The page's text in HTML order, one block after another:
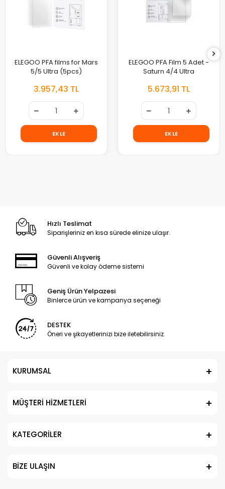
ELEGOO PFA films for Mars
5/5 Ultra (5pcs)
3.957,43 TL
EKLE
ELEGOO PFA Film 5 Adet -
Saturn 4/4 Ultra
5.673,91 TL
EKLE
Hızlı Teslimat
Siparişleriniz en kısa sürede elinize ulaşır.
Güvenli Alışveriş
Güvenli ve kolay ödeme sistemi
Geniş Ürün Yelpazesi
Binlerce ürün ve kampanya seçeneği
DESTEK
Öneri ve şikayetlerinizi bize iletebilirsiniz.
KURUMSAL
MÜŞTERİ HİZMETLERİ
KATEGORİLER
BİZE ULAŞIN